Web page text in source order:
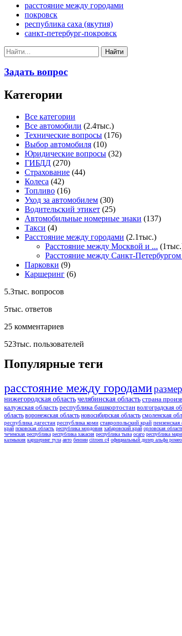
расстояние между городами
покровск
республика саха (якутия)
санкт-петербург-покровск
Задать вопрос
Категории
Все категории
Все автомобили (2.4тыс.)
Технические вопросы (176)
Выбор автомобиля (10)
Юридические вопросы (32)
ГИБДД (270)
Страхование (44)
Колеса (42)
Топливо (16)
Уход за автомобилем (30)
Водительский этикет (25)
Автомобильные номерные знаки (137)
Такси (4)
Расстояние между городами (2.1тыс.)
Расстояние между Москвой и ...
Расстояние между Санкт-
Парковки (9)
Каршеринг (6)
5.3тыс. вопросов
5тыс. ответов
25 комментариев
523тыс. пользователей
Популярные теги
расстояние между городами
нижегородская область челябинская область страна
калужская область республика башкортостан волгоградская
область воронежская область новосибирская область смоленская
республика дагестан республика коми ставропольский край пензенская
край псковская область республика мордовия хабаровский край орловская
чеченская республика республика хакасия республика тыва осаго республика
калмыкия каршеринг тула авто бензин citroen c4 официальный дилер альфа ромео